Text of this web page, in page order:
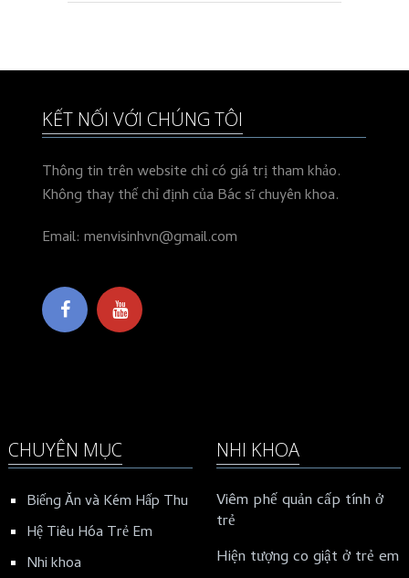
KẾT NỐI VỚI CHÚNG TÔI
Thông tin trên website chỉ có giá trị tham khảo.
Không thay thế chỉ định của Bác sĩ chuyên khoa.
Email: menvisinhvn@gmail.com
CHUYÊN MỤC
Biếng Ăn và Kém Hấp Thu
Hệ Tiêu Hóa Trẻ Em
Nhi khoa
NHI KHOA
Viêm phế quản cấp tính ở
trẻ
Hiện tượng co giật ở trẻ em